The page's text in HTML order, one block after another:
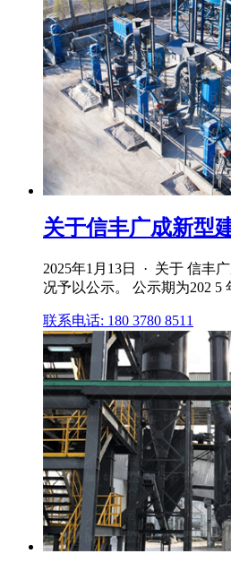
关于信丰广成新型
2025年1月13日 · 关于 信丰
况予以公示。 公示期为202 5
联系电话: 180 3780 8511